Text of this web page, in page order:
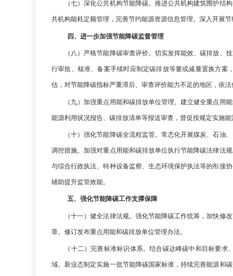
（七）深化公共机构节能降碳。推进公共机构建筑围护结构
共机构能耗定额管理，完善节约能源资源信息管理。深入开展
四、进一步加强节能降碳监督管理
（八）严格节能降碳审查评价。切实发挥能效、碳排放、技
行审批、核准、备案手续时应制定碳排放等量或减量置换方
估，对节能降碳指标严重滞后、审查评价能力不足的地区，依
（九）加强重点用能和碳排放单位管理。建立健全重点用能
能源利用状况报告、碳排放清单等报送审查，督促按规定实施
（十）强化节能降碳全流程监管。常态化开展煤炭、石油、
调控措施。加强对重点用能和碳排放单位执行节能降碳法律法
与综合行政执法、特种设备监察、生态环境保护执法等的衔接
辅助提升监管效能。
五、强化节能降碳工作支撑保障
（十一）健全法律法规。强化节能降碳工作统筹，加快修改
章。修订发布重点用能和碳排放单位管理办法。
（十二）完善标准标识体系。结合碳达峰碳中和目标要求
域、新业态制定实施一批节能降碳国家标准，持续完善能源和